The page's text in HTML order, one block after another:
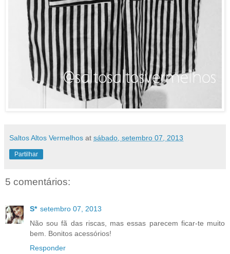
Saltos Altos Vermelhos at sábado, setembro 07, 2013
Partilhar
5 comentários:
S* setembro 07, 2013
Não sou fã das riscas, mas essas parecem ficar-te muito
bem. Bonitos acessórios!
Responder